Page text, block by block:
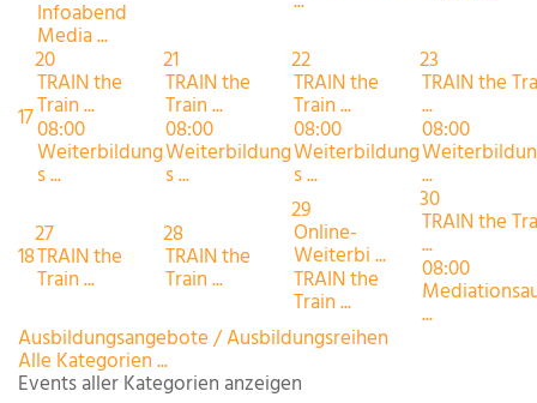
Infoabend
Media ...
17
20
TRAIN the
Train ...
08:00
Weiterbildung
s ...
21
TRAIN the
Train ...
08:00
Weiterbildung
s ...
22
TRAIN the
Train ...
08:00
Weiterbildung
s ...
23
TRAIN the
...
08:00
...
18
27
TRAIN the
Train ...
28
TRAIN the
Train ...
29
Online-
Weiterbi ...
TRAIN the
Train ...
30
TRAIN the
...
08:00
...
Ausbildungsangebote / Ausbildungsreihen
Alle Kategorien ...
Events aller Kategorien anzeigen